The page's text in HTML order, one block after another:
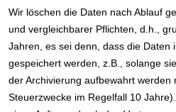
Wir löschen die Daten nach Ablauf
und vergleichbarer Pflichten, d.h.,
Jahren, es sei denn, dass die Daten
gespeichert werden, z.B., solange
der Archivierung aufbewahrt werden
Steuerzwecke im Regelfall 10